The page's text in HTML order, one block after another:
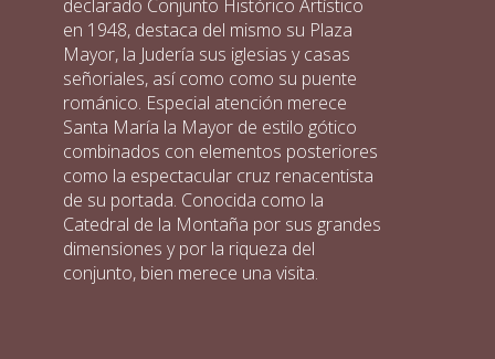
declarado Conjunto Histórico Artístico
en 1948, destaca del mismo su Plaza
Mayor, la Judería sus iglesias y casas
señoriales, así como como su puente
románico. Especial atención merece
Santa María la Mayor de estilo gótico
combinados con elementos posteriores
como la espectacular cruz renacentista
de su portada. Conocida como la
Catedral de la Montaña por sus grandes
dimensiones y por la riqueza del
conjunto, bien merece una visita.